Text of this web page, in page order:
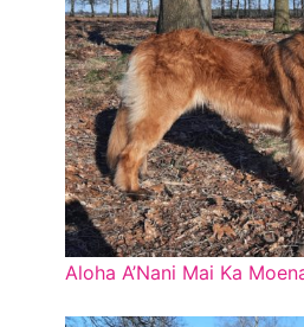
Aloha A’Nani Mai Ka